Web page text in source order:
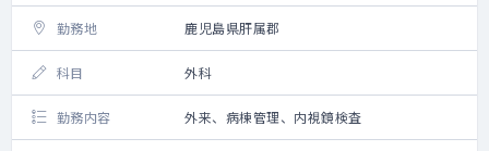
勤務地 鹿児島県肝属郡
科目 外科
勤務内容 外来、病棟管理、内視鏡検査